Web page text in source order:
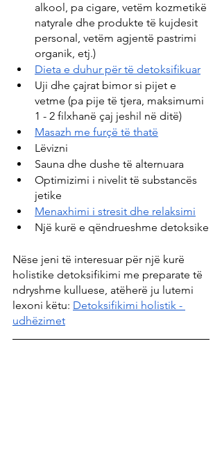
alkool, pa cigare, vetëm kozmetikë
natyrale dhe produkte të kujdesit
personal, vetëm agjentë pastrimi
organik, etj.)
Dieta e duhur për të detoksifikuar
Uji dhe çajrat bimor si pijet e
vetme (pa pije të tjera, maksimumi
1 - 2 filxhanë çaj jeshil në ditë)
Masazh me furçë të thatë
Lëvizni
Sauna dhe dushe të alternuara
Optimizimi i nivelit të substancës
jetike
Menaxhimi i stresit dhe relaksimi
Një kurë e qëndrueshme detoksike
Nëse jeni të interesuar për një kurë
holistike detoksifikimi me preparate të
ndryshme kulluese, atëherë ju lutemi
lexoni këtu: Detoksifikimi holistik -
udhëzimet